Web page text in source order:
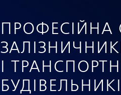
ПРОФЕСІЙНА
І